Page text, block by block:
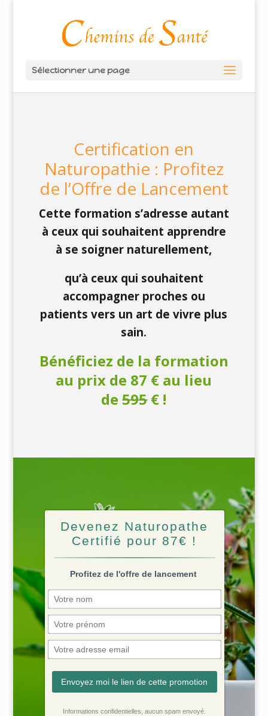
Sélectionner une page
Certification en
Naturopathie : Profitez
de l’Offre de Lancement
Cette formation s’adresse autant
à ceux qui souhaitent apprendre
à se soigner naturellement,
qu’à ceux qui souhaitent
accompagner proches ou
patients vers un art de vivre plus
sain.
Bénéficiez de la formation
au prix de 87 € au lieu
de595€ !